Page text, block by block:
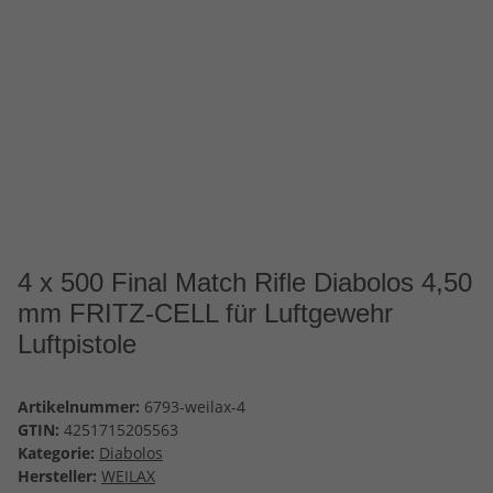
4 x 500 Final Match Rifle Diabolos 4,50
mm FRITZ-CELL für Luftgewehr
Luftpistole
Artikelnummer: 6793-weilax-4
GTIN: 4251715205563
Kategorie: Diabolos
Hersteller: WEILAX